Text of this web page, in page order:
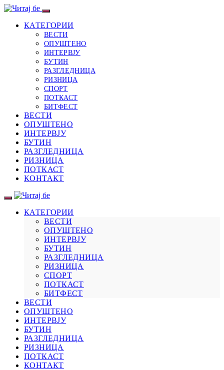
КАТЕГОРИИ
ВЕСТИ
ОПУШТЕНО
ИНТЕРВЈУ
БУТИН
РАЗГЛЕДНИЦА
РИЗНИЦА
СПОРТ
ПОТКАСТ
БИТФЕСТ
ВЕСТИ
ОПУШТЕНО
ИНТЕРВЈУ
БУТИН
РАЗГЛЕДНИЦА
РИЗНИЦА
ПОТКАСТ
КОНТАКТ
КАТЕГОРИИ
ВЕСТИ
ОПУШТЕНО
ИНТЕРВЈУ
БУТИН
РАЗГЛЕДНИЦА
РИЗНИЦА
СПОРТ
ПОТКАСТ
БИТФЕСТ
ВЕСТИ
ОПУШТЕНО
ИНТЕРВЈУ
БУТИН
РАЗГЛЕДНИЦА
РИЗНИЦА
ПОТКАСТ
КОНТАКТ